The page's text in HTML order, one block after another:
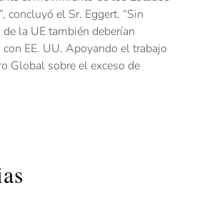
concluyó el Sr. Eggert. “Sin
la UE también deberían
EE. UU. Apoyando el trabajo
Global sobre el exceso de